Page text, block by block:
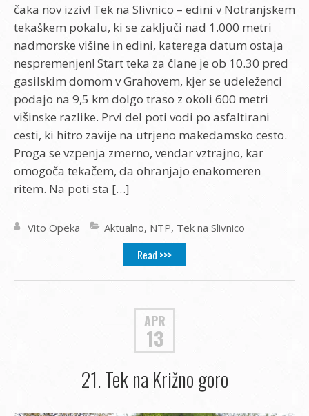
čaka nov izziv! Tek na Slivnico – edini v Notranjskem
tekaškem pokalu, ki se zaključi nad 1.000 metri
nadmorske višine in edini, katerega datum ostaja
nespremenjen! Start teka za člane je ob 10.30 pred
gasilskim domom v Grahovem, kjer se udeleženci
podajo na 9,5 km dolgo traso z okoli 600 metri
višinske razlike. Prvi del poti vodi po asfaltirani
cesti, ki hitro zavije na utrjeno makedamsko cesto.
Proga se vzpenja zmerno, vendar vztrajno, kar
omogoča tekačem, da ohranjajo enakomeren
ritem. Na poti sta […]
Vito Opeka Aktualno, NTP, Tek na Slivnico
Read >>>
APR
13
21. Tek na Križno goro